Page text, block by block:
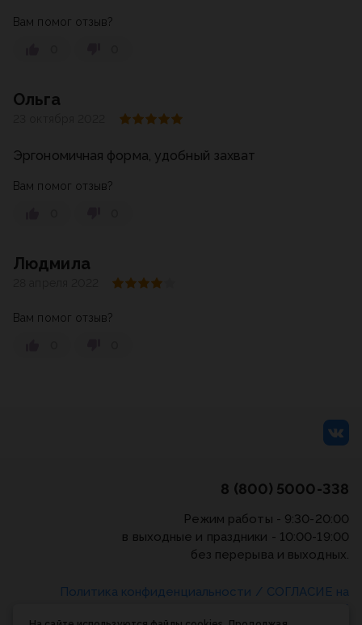
Вам помог отзыв?
Ольга
Эргономичная форма, удобный захват
Вам помог отзыв?
Людмила
Вам помог отзыв?
8 (800) 5000-338
Режим работы - 9:30-20:00
в выходные и праздники - 10:00-19:00
без перерыва и выходных.
Политика конфиденциальности / СОГЛАСИЕ на